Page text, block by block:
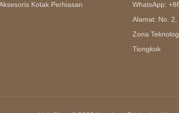
Kotak Perhiasan
WhatsApp:
Alamat: No. 2,
Zona
Tiongkok